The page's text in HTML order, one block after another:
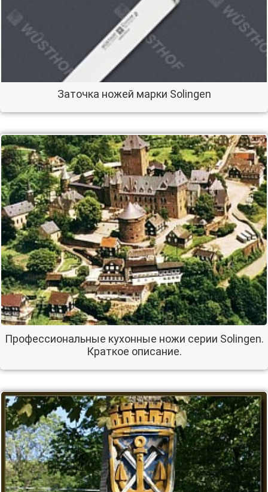
Заточка ножей марки Solingen
Профессиональные кухонные ножи серии Solingen.
Краткое описание.